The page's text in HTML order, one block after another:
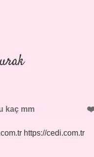
kaç mm
https://cedi.com.tr